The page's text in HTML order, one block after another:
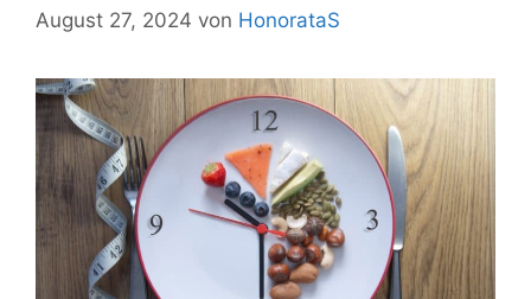
August 27, 2024 von HonorataS